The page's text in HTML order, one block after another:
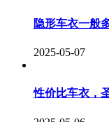
隐形车衣一般
2025-05-07
性价比车衣，